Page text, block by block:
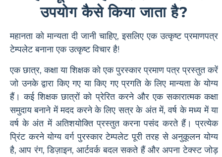
उपयोग कैसे किया जाता है?
महानता को मान्यता दी जानी चाहिए, इसलिए एक उत्कृष्ट प्रमाणपत्र
टेम्पलेट बनाना एक उत्कृष्ट विचार है!
एक छात्र, कक्षा या शिक्षक को एक पुरस्कार प्रमाण पत्र प्रस्तुत करें
जो उनके द्वारा किए गए या किए गए प्रगति के लिए मान्यता के योग्य
हैं। कई शिक्षक छात्रों को प्रेरित करने और एक सकारात्मक कक्षा
समुदाय बनाने में मदद करने के लिए सत्र के अंत में, वर्ष के मध्य में या
वर्ष के अंत में अतिशयोक्ति प्रस्तुत करना पसंद करते हैं। प्रत्येक
प्रिंट करने योग्य वर्ग पुरस्कार टेम्पलेट पूरी तरह से अनुकूलन योग्य
है, आप रंग, डिज़ाइन, आर्टवर्क बदल सकते हैं और अपना टेक्स्ट जोड़